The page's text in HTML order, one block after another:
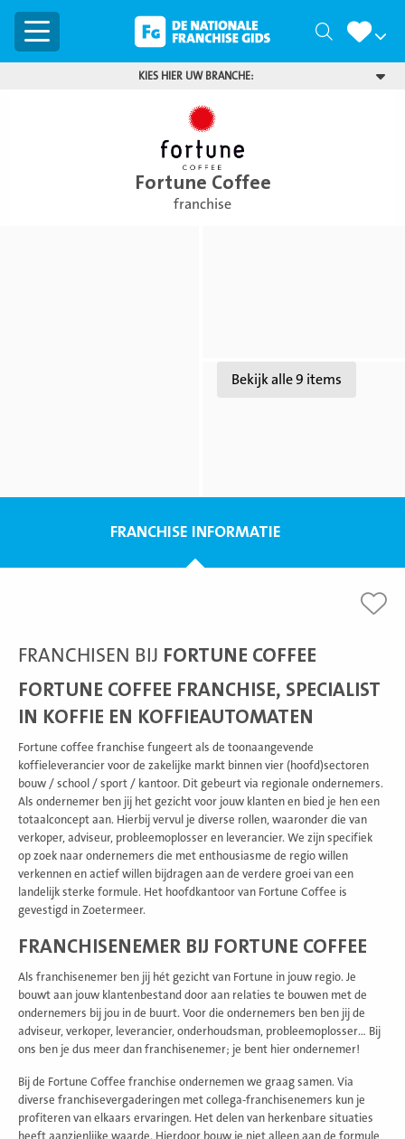
Menu Zoeken
KIES HIER UW BRANCHE:
Fortune Coffee
franchise
BekijkBekijk alle 9 items
FRANCHISE INFORMATIE
FRANCHISEN BIJ FORTUNE COFFEE
FORTUNE COFFEE FRANCHISE, SPECIALIST
IN KOFFIE EN KOFFIEAUTOMATEN
Fortune coffee franchise fungeert als de toonaangevende
koffieleverancier voor de zakelijke markt binnen vier (hoofd)sectoren
bouw / school / sport / kantoor. Dit gebeurt via regionale ondernemers.
Als ondernemer ben jij het gezicht voor jouw klanten en bied je hen een
totaalconcept aan. Hierbij vervul je diverse rollen, waaronder die van
verkoper, adviseur, probleemoplosser en leverancier. We zijn specifiek
op zoek naar ondernemers die met enthousiasme de regio willen
verkennen en actief willen bijdragen aan de verdere groei van een
landelijk sterke formule. Het hoofdkantoor van Fortune Coffee is
gevestigd in Zoetermeer.
FRANCHISENEMER BIJ FORTUNE COFFEE
Als franchisenemer ben jij hét gezicht van Fortune in jouw regio. Je
bouwt aan jouw klantenbestand door aan relaties te bouwen met de
ondernemers bij jou in de buurt. Voor die ondernemers ben ben jij de
adviseur, verkoper, leverancier, onderhoudsman, probleemoplosser… Bij
ons ben je dus meer dan franchisenemer; je bent hier ondernemer!
Bij de Fortune Coffee franchise ondernemen we graag samen. Via
diverse franchisevergaderingen met collega-franchisenemers kun je
profiteren van elkaars ervaringen. Het delen van herkenbare situaties
heeft aanzienlijke waarde. Hierdoor bouw je niet alleen aan de formule